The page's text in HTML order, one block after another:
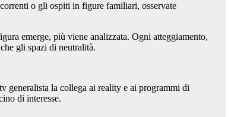
o gli ospiti in figure familiari, osservate
emerge, più viene analizzata. Ogni atteggiamento,
gli spazi di neutralità.
generalista la collega ai reality e ai programmi di
di interesse.